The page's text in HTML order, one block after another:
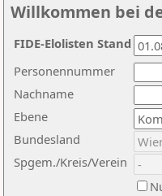
Willkommen bei
Nachname
Ebene
Personennummer
Bundesland
Spgem./Kreis/Verein
FIDE-Elolisten Stand